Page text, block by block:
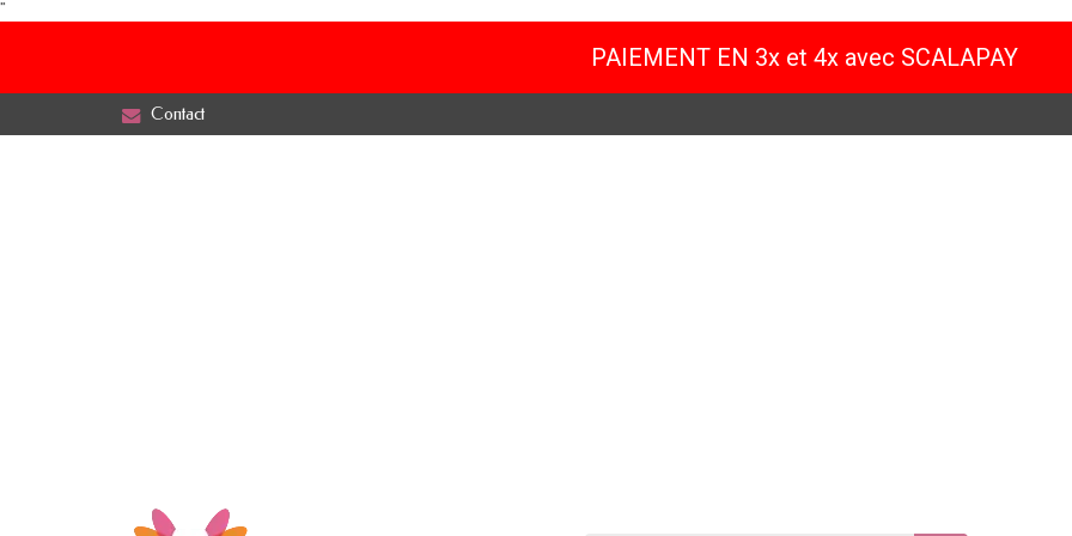
"
PAIEMENT EN 3x et 4x avec SCALAPAY
Contact